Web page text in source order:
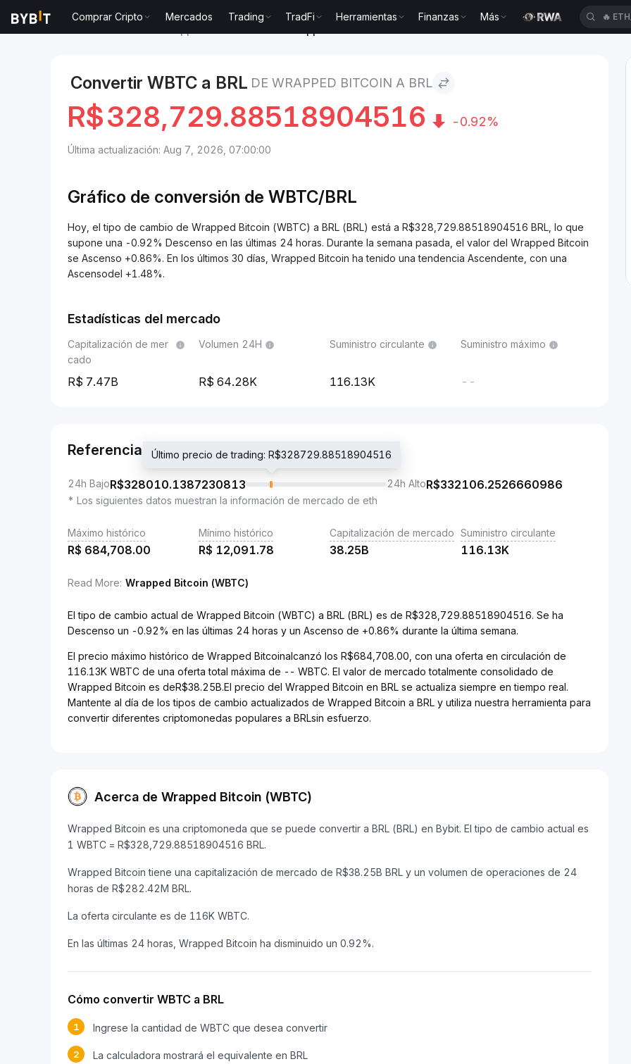
Comprar Cripto Mercados Trading TradFi Herramientas Finanzas Más 🔥
Convertir WBTC a BRL DE WRAPPED BITCOIN A BRL
R$328,729.88518904516 -0.92%
Última actualización: Aug 7, 2026, 07:00:00
Gráfico de conversión de WBTC/BRL
Hoy, el tipo de cambio de Wrapped Bitcoin (WBTC) a BRL (BRL) está a R$328,729.88518904516 BRL, lo que
supone una -0.92% Descenso en las últimas 24 horas. Durante la semana pasada, el valor del Wrapped Bitcoin
se Ascenso +0.86%. En los últimos 30 días, Wrapped Bitcoin ha tenido una tendencia Ascendente, con una
Ascensodel +1.48%.
Estadísticas del mercado
Capitalización de mer
cado
7.47B
Volumen 24H
64.28K
Suministro circulante
116.13K
Suministro máximo
--
Referencia
24h BajoR$328010.1387230813
Último precio de trading: R$328729.88518904516
24h AltoR$332106.2526660986
* Los siguientes datos muestran la información de mercado de eth
Máximo histórico
R$ 684,708.00
Mínimo histórico
R$ 12,091.78
Capitalización de mercado
38.25B
Suministro circulante
116.13K
Read More: Wrapped Bitcoin (WBTC)
El tipo de cambio actual de Wrapped Bitcoin (WBTC) a BRL (BRL) es de R$328,729.88518904516. Se ha
Descenso un -0.92% en las últimas 24 horas y un Ascenso de +0.86% durante la última semana.
El precio máximo histórico de Wrapped Bitcoinalcanzó los R$684,708.00, con una oferta en circulación de
116.13K WBTC de una oferta total máxima de -- WBTC. El valor de mercado totalmente consolidado de
Wrapped Bitcoin es deR$38.25B.El precio del Wrapped Bitcoin en BRL se actualiza siempre en tiempo real.
Mantente al día de los tipos de cambio actualizados de Wrapped Bitcoin a BRL y utiliza nuestra herramienta para
convertir diferentes criptomonedas populares a BRLsin esfuerzo.
Acerca de Wrapped Bitcoin (WBTC)
Wrapped Bitcoin es una criptomoneda que se puede convertir a BRL (BRL) en Bybit. El tipo de cambio actual es
1 WBTC = R$328,729.88518904516 BRL.
Wrapped Bitcoin tiene una capitalización de mercado de R$38.25B BRL y un volumen de operaciones de 24
horas de R$282.42M BRL.
La oferta circulante es de 116K WBTC.
En las últimas 24 horas, Wrapped Bitcoin ha disminuido un 0.92%.
Cómo convertir WBTC a BRL
1 Ingrese la cantidad de WBTC que desea convertir
2 La calculadora mostrará el equivalente en BRL